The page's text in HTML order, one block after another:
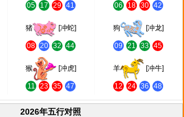
05 17 29 41 06 18 30 42
猪 [冲蛇]
08 20 32 44
狗 [冲龙]
09 21 33 45
猴 [冲虎]
11 23 35 47
羊 [冲牛]
12 24 36 48
2026年五行对照